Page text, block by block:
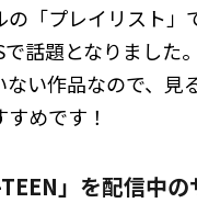
の「プレイリスト」
話題となりました
ない作品なので、見
めです！
TEEN」を配信中